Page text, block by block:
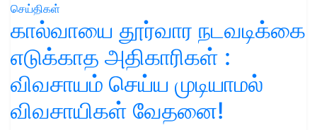
செய்திகள்
கால்வாயை தூர்வார நடவடிக்கை
எடுக்காத அதிகாரிகள் :
விவசாயம் செய்ய முடியாமல்
விவசாயிகள் வேதனை!